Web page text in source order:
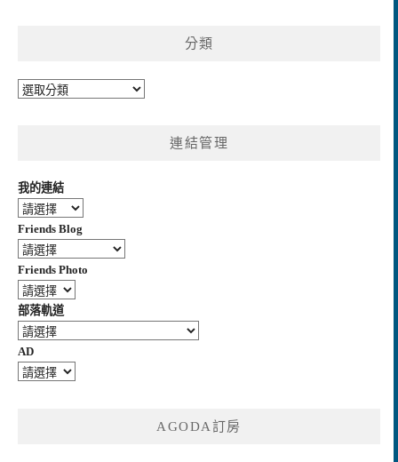
分類
分
連結管理
我的連結
Friends Blog
Friends Photo
部落軌道
AD
AGODA訂房